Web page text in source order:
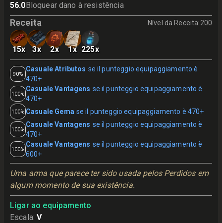
56.0Bloquear dano à resistência
Receita Nível da Receita:200
15x 3x 2x 1x 225x
90%
Casuale Atributos se il punteggio equipaggiamento è
470+
100%
Casuale Vantagens se il punteggio equipaggiamento è
470+
100% Casuale Gema se il punteggio equipaggiamento è 470+
100%
Casuale Vantagens se il punteggio equipaggiamento è
470+
100%
Casuale Vantagens se il punteggio equipaggiamento è
600+
Uma arma que parece ter sido usada pelos Perdidos em
algum momento de sua existência.
Ligar ao equipamento
Escala: V